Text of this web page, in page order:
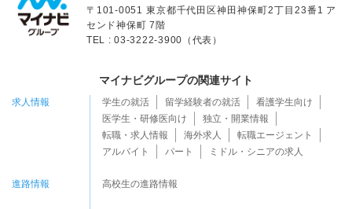
〒101-0051 東京都千代田区神田神保町2丁目23番1 ア
センド神保町 7階
TEL : 03-3222-3900（代表）
マイナビグループの関連サイト
求人情報 学生の就活 留学経験者の就活
看護学生向け
医学生・研修医向け
独立・開業情報
転職・求人情報
海外求人
転職エージェント
アルバイト
パート ミドル・シニアの求人
進路情報 高校生の進路情報